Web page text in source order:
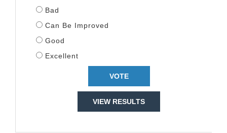
Bad
Can Be Improved
Good
Excellent
VIEW RESULTS